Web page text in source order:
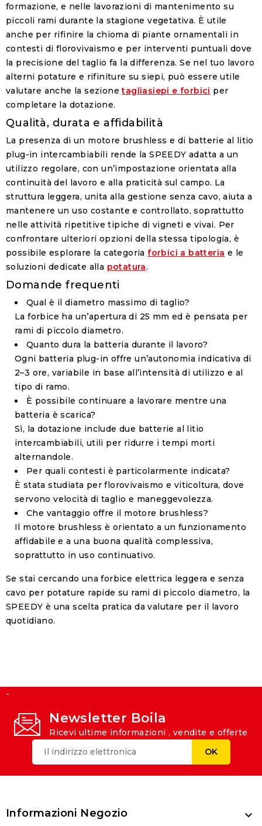
formazione, e nelle lavorazioni di mantenimento su
piccoli rami durante la stagione vegetativa. È utile
anche per rifinire la chioma di piante ornamentali in
contesti di florovivaismo e per interventi puntuali dove
la precisione del taglio fa la differenza. Se nel tuo lavoro
alterni potature e rifiniture su siepi, può essere utile
valutare anche la sezionetagliasiepi e forbici per
completare la dotazione.
Qualità, durata e affidabilità
La presenza di un motore brushless e di batterie al litio
plug-in intercambiabili rende la SPEEDY adatta a un
utilizzo regolare, con un’impostazione orientata alla
continuità del lavoro e alla praticità sul campo. La
struttura leggera, unita alla gestione senza cavo, aiuta a
mantenere un uso costante e controllato, soprattutto
nelle attività ripetitive tipiche di vigneti e vivai. Per
confrontare ulteriori opzioni della stessa tipologia, è
possibile esplorare la categoria forbici a batteria e le
soluzioni dedicate alla potatura.
Domande frequenti
Qual è il diametro massimo di taglio?
La forbice ha un’apertura di 25 mm ed è pensata per
rami di piccolo diametro.
Quanto dura la batteria durante il lavoro?
Ogni batteria plug-in offre un’autonomia indicativa di
2–3 ore, variabile in base all’intensità di utilizzo e al
tipo di ramo.
È possibile continuare a lavorare mentre una
batteria è scarica?
Sì, la dotazione include due batterie al litio
intercambiabili, utili per ridurre i tempi morti
alternandole.
Per quali contesti è particolarmente indicata?
È stata studiata per florovivaismo e viticoltura, dove
servono velocità di taglio e maneggevolezza.
Che vantaggio offre il motore brushless?
Il motore brushless è orientato a un funzionamento
affidabile e a una buona qualità complessiva,
soprattutto in uso continuativo.
Se stai cercando una forbice elettrica leggera e senza
cavo per potature rapide su rami di piccolo diametro, la
SPEEDY è una scelta pratica da valutare per il lavoro
quotidiano.
-
Newsletter Boila
Ricevi ultime informazioni , vendite e offerte
Informazioni Negozio 